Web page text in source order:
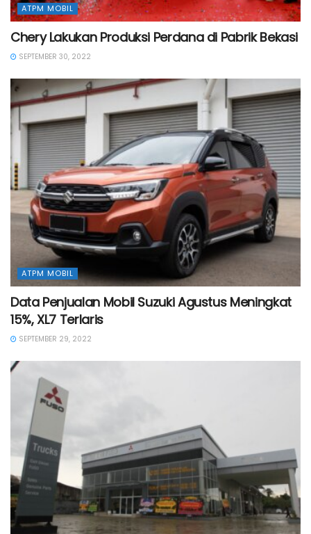
ATPM MOBIL
Chery Lakukan Produksi Perdana di Pabrik Bekasi
SEPTEMBER 30, 2022
ATPM MOBIL
Data Penjualan Mobil Suzuki Agustus Meningkat
15%, XL7 Terlaris
SEPTEMBER 29, 2022